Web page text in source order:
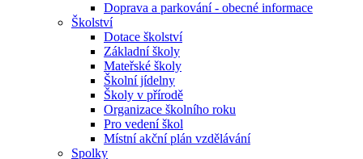
Doprava a parkování - obecné informace
Školství
Dotace školství
Základní školy
Mateřské školy
Školní jídelny
Školy v přírodě
Organizace školního roku
Pro vedení škol
Místní akční plán vzdělávání
Spolky